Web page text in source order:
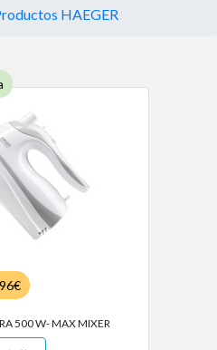
HAEGER
500 W- MAX MIXER